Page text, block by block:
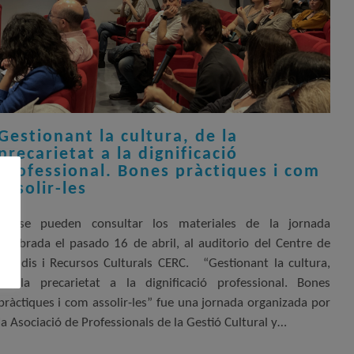
la cultura, de la
a la dignificació
professional. Bones pràctiques i com
assolir-les
Ya se pueden consultar los materiales de la jornada
celebrada el pasado 16 de abril, al auditorio del Centre de
Estudis i Recursos Culturals CERC. “Gestionant la cultura,
de la precarietat a la dignificació professional. Bones
i com assolir-les” fue una jornada organizada por
la Asociació de Professionals de la Gestió Cultural y…